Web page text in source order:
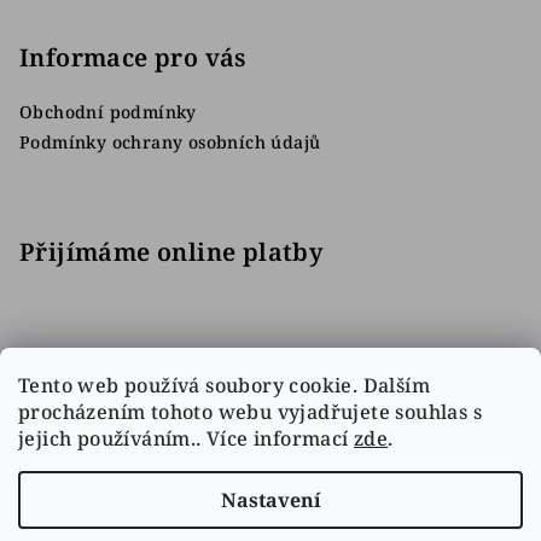
Tento web používá soubory cookie. Dalším
procházením tohoto webu vyjadřujete souhlas s
jejich používáním.. Více informací zde.
Nastavení
Informace pro vás
Obchodní podmínky
Podmínky ochrany osobních údajů
Přijímáme online platby
Facebook